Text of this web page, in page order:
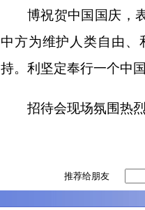
博祝贺中国国庆，
中方为维护人类自由
持。利坚定奉行一个中
招待会现场氛围热
推荐给朋友